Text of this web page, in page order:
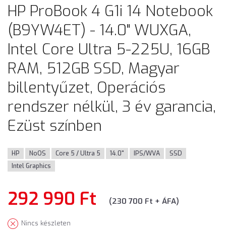
HP ProBook 4 G1i 14 Notebook
(B9YW4ET) - 14.0" WUXGA,
Intel Core Ultra 5-225U, 16GB
RAM, 512GB SSD, Magyar
billentyűzet, Operációs
rendszer nélkül, 3 év garancia,
Ezüst színben
HP NoOS Core 5 / Ultra 5 14.0" IPS/WVA
SSD
Intel Graphics
292 990 Ft (230 700 Ft + ÁFA)
Nincs készleten